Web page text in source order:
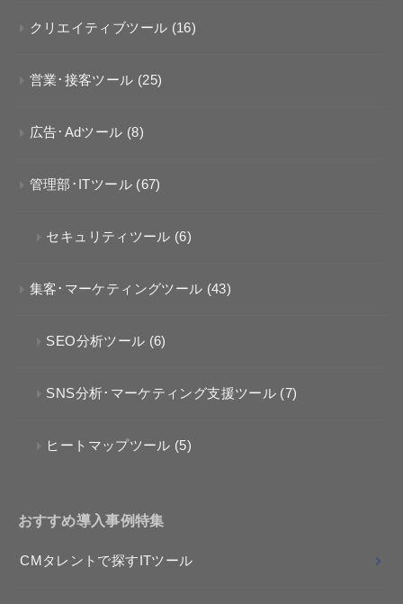
クリエイティブツール (16)
営業･接客ツール (25)
広告･Adツール (8)
管理部･ITツール (67)
セキュリティツール (6)
集客･マーケティングツール (43)
SEO分析ツール (6)
SNS分析･マーケティング支援ツール (7)
ヒートマップツール (5)
おすすめ導入事例特集
CMタレントで探すITツール